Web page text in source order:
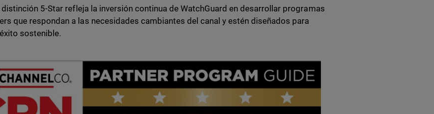
distinción 5-Star refleja la inversión continua de WatchGuard en desarrollar programas
que respondan a las necesidades cambiantes del canal y estén diseñados para
sostenible.